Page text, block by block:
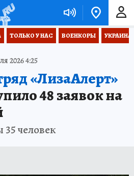
ТОЛЬКО У НАС ВОЕНКОРЫ
2026 4:25
«ЛизаАлерт»
48 заявок на
человек